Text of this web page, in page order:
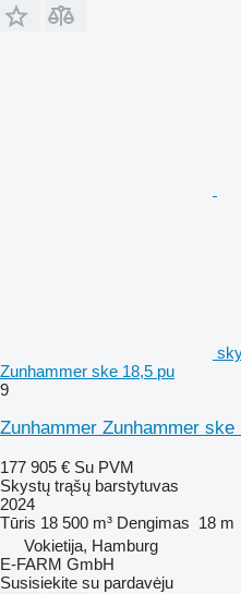
Zunhammer ske 18,5 pu
9
Zunhammer Zunhammer ske
177 905 € Su PVM
Skystų trąšų barstytuvas
2024
Tūris 18 500 m³ Dengimas 18 m
Vokietija, Hamburg
E-FARM GmbH
Susisiekite su pardavėju